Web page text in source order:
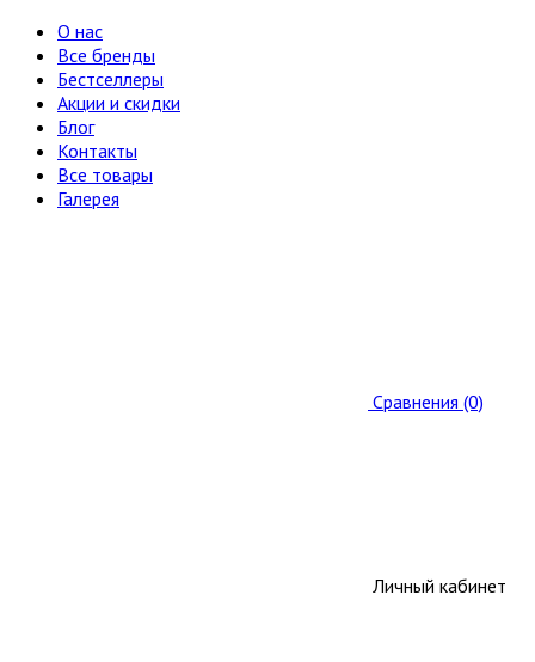
О нас
Все бренды
Бестселлеры
Акции и скидки
Блог
Контакты
Все товары
Галерея
Сравнения (0)
Личный кабинет